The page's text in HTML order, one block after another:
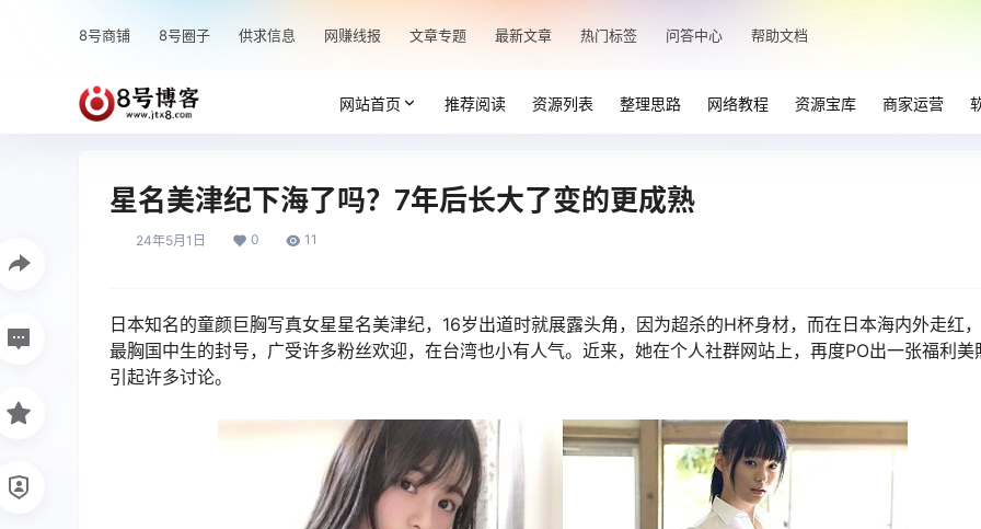
8号商铺 8号圈子 供求信息 网赚线报 文章专题 最新文章 热门标签 问答中心 帮助文档
网站首页 推荐阅读 资源列表 整理思路 网络教程 资源宝库 商家运营
星名美津纪下海了吗？7年后长大了变的更成熟
24年5月1日 0 11
日本知名的童颜巨胸写真女星星名美津纪，16岁出道时就展露头角，因为超杀的H杯身材，而在日本海内外走红
最胸国中生的封号，广受许多粉丝欢迎，在台湾也小有人气。近来，她在个人社群网站上，再度PO出一张福利美
引起许多讨论。